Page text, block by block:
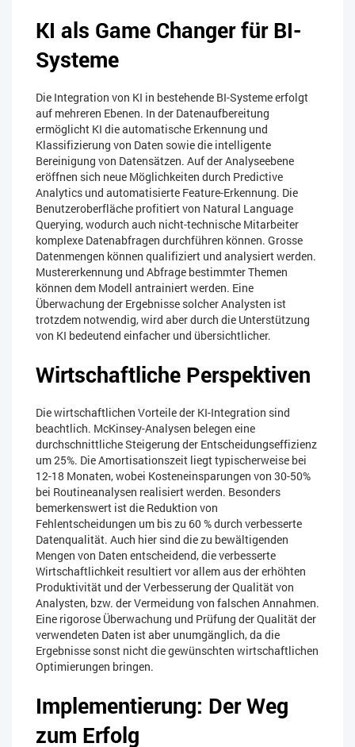
KI als Game Changer für BI-
Systeme
Die Integration von KI in bestehende BI-Systeme erfolgt
auf mehreren Ebenen. In der Datenaufbereitung
ermöglicht KI die automatische Erkennung und
Klassifizierung von Daten sowie die intelligente
Bereinigung von Datensätzen. Auf der Analyseebene
eröffnen sich neue Möglichkeiten durch Predictive
Analytics und automatisierte Feature-Erkennung. Die
Benutzeroberfläche profitiert von Natural Language
Querying, wodurch auch nicht-technische Mitarbeiter
komplexe Datenabfragen durchführen können. Grosse
Datenmengen können qualifiziert und analysiert werden.
Mustererkennung und Abfrage bestimmter Themen
können dem Modell antrainiert werden. Eine
Überwachung der Ergebnisse solcher Analysten ist
trotzdem notwendig, wird aber durch die Unterstützung
von KI bedeutend einfacher und übersichtlicher.
Wirtschaftliche Perspektiven
Die wirtschaftlichen Vorteile der KI-Integration sind
beachtlich. McKinsey-Analysen belegen eine
durchschnittliche Steigerung der Entscheidungseffizienz
um 25%. Die Amortisationszeit liegt typischerweise bei
12-18 Monaten, wobei Kosteneinsparungen von 30-50%
bei Routineanalysen realisiert werden. Besonders
bemerkenswert ist die Reduktion von
Fehlentscheidungen um bis zu 60 % durch verbesserte
Datenqualität. Auch hier sind die zu bewältigenden
Mengen von Daten entscheidend, die verbesserte
Wirtschaftlichkeit resultiert vor allem aus der erhöhten
Produktivität und der Verbesserung der Qualität von
Analysten, bzw. der Vermeidung von falschen Annahmen.
Eine rigorose Überwachung und Prüfung der Qualität der
verwendeten Daten ist aber unumgänglich, da die
Ergebnisse sonst nicht die gewünschten wirtschaftlichen
Optimierungen bringen.
Implementierung: Der Weg
zum Erfolg